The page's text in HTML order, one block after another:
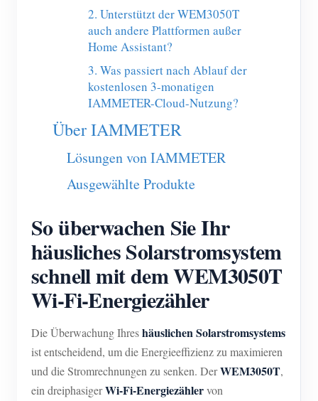
2. Unterstützt der WEM3050T
auch andere Plattformen außer
Home Assistant?
3. Was passiert nach Ablauf der
kostenlosen 3-monatigen
IAMMETER-Cloud-Nutzung?
Über IAMMETER
Lösungen von IAMMETER
Ausgewählte Produkte
So überwachen Sie Ihr
häusliches Solarstromsystem
schnell mit dem WEM3050T
Wi-Fi-Energiezähler
Die Überwachung Ihreshäuslichen Solarstromsystems
ist entscheidend, um die Energieeffizienz zu maximieren
und die Stromrechnungen zu senken. DerWEM3050T,
ein dreiphasigerWi-Fi-Energiezählervon